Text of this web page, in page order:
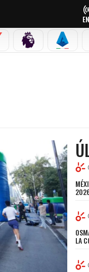
LEAGUEPREMIER LEAGUE
SERIE A
LA